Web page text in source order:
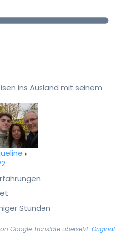
ins Ausland mit seinem
Stunden
Google Translate übersetzt. Original